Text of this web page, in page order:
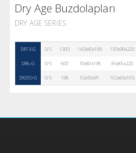
Dry Age Buzdolapları
DRY AGE SERIES
DR13-G 0/5 1300 140x80x198 150x90x220
DR6-G 0/5 600 70x80x198 85x85x220
DR250-G 0/5 198 92x55x91 102x65x105